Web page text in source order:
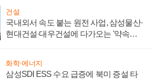
건설
국내외서 속도 붙는 원전 사업, 삼성물산·
현대건설·대우건설에 다가오는 '약속의
화학·에너지
삼성SDI ESS 수요 급증에 북미 증설 타